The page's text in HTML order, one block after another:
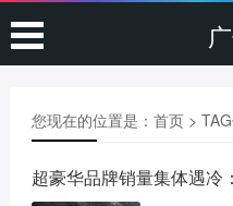
您现在的位置是： 首页>
超豪华品牌销量集体遇冷